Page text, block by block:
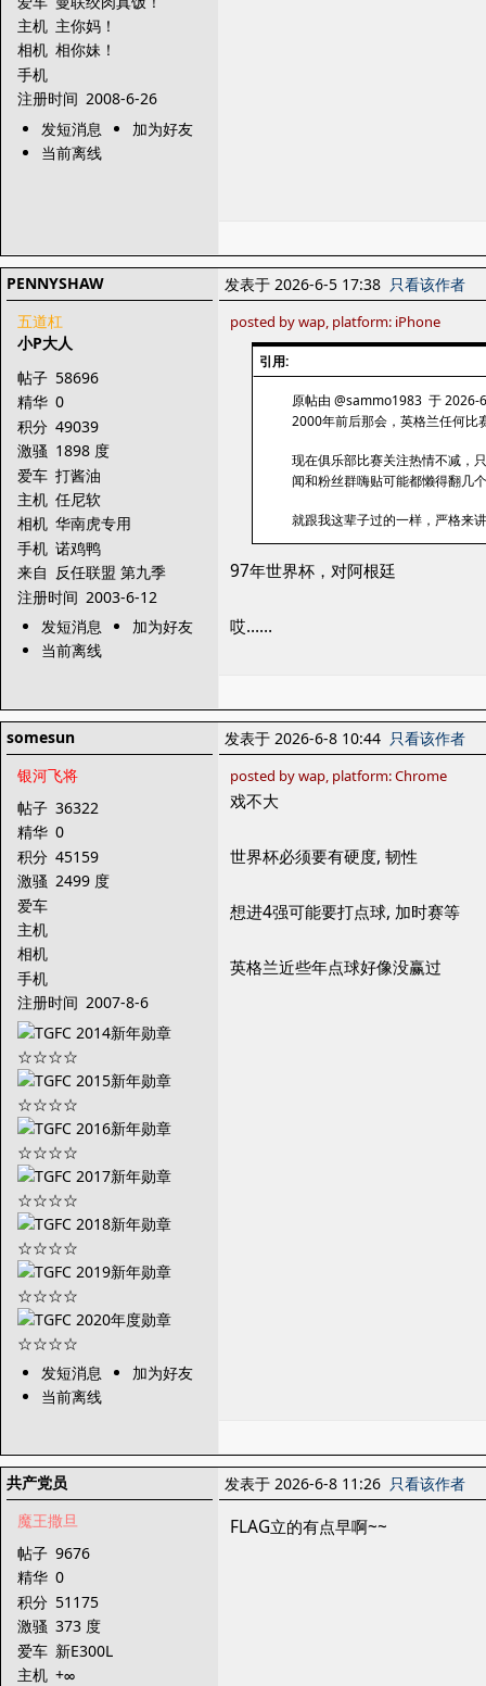
主机 主你妈！
相机 相你妹！
手机
注册时间 2008-6-26
发短消息
加为好友
当前离线
PENNYSHAW
五道杠
小P大人
帖子 58696
精华 0
积分 49039
激骚 1898 度
爱车 打酱油
主机 任尼软
相机 华南虎专用
手机 诺鸡鸭
来自 反任联盟 第九季
注册时间 2003-6-12
发短消息
加为好友
当前离线
发表于 2026-6-5 17:38 只看该作者
posted by wap, platform: iPhone
引用:
原帖由 @sammo1983 于 2026-
2000年前后那会，英格兰任何比
现在俱乐部比赛关注热情不减，
闻和粉丝群嗨贴可能都懒得翻几
就跟我这辈子过的一样，严格来
97年世界杯，对阿根廷
哎……
somesun
银河飞将
帖子 36322
精华 0
积分 45159
激骚 2499 度
爱车
主机
相机
手机
注册时间 2007-8-6
发短消息
加为好友
当前离线
发表于 2026-6-8 10:44 只看该作者
posted by wap, platform: Chrome
戏不大
世界杯必须要有硬度, 韧性
想进4强可能要打点球, 加时赛等
英格兰近些年点球好像没赢过
共产党员
魔王撒旦
帖子 9676
精华 0
积分 51175
激骚 373 度
爱车 新E300L
主机 +∞
发表于 2026-6-8 11:26 只看该作者
FLAG立的有点早啊~~